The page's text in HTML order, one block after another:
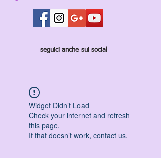
seguici anche sui social
Widget Didn’t Load
Check your internet and refresh
this page.
If that doesn’t work, contact us.